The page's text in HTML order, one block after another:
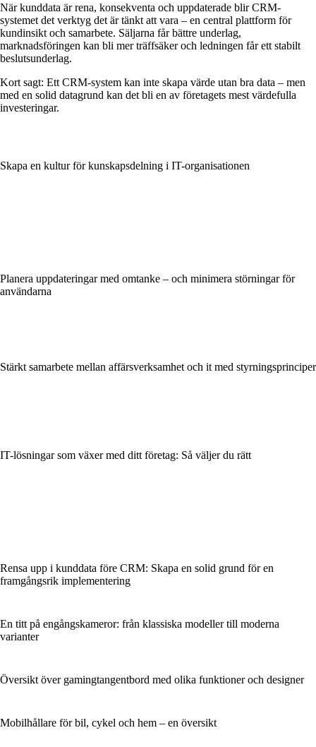
När kunddata är rena, konsekventa och uppdaterade blir CRM-
systemet det verktyg det är tänkt att vara – en central plattform för
kundinsikt och samarbete. Säljarna får bättre underlag,
marknadsföringen kan bli mer träffsäker och ledningen får ett stabilt
beslutsunderlag.
Kort sagt: Ett CRM-system kan inte skapa värde utan bra data – men
med en solid datagrund kan det bli en av företagets mest värdefulla
investeringar.
Skapa en kultur för kunskapsdelning i IT-organisationen
Planera uppdateringar med omtanke – och minimera störningar för
användarna
Stärkt samarbete mellan affärsverksamhet och it med styrningsprinciper
IT-lösningar som växer med ditt företag: Så väljer du rätt
Rensa upp i kunddata före CRM: Skapa en solid grund för en
framgångsrik implementering
En titt på engångskameror: från klassiska modeller till moderna
varianter
Översikt över gamingtangentbord med olika funktioner och designer
Mobilhållare för bil, cykel och hem – en översikt